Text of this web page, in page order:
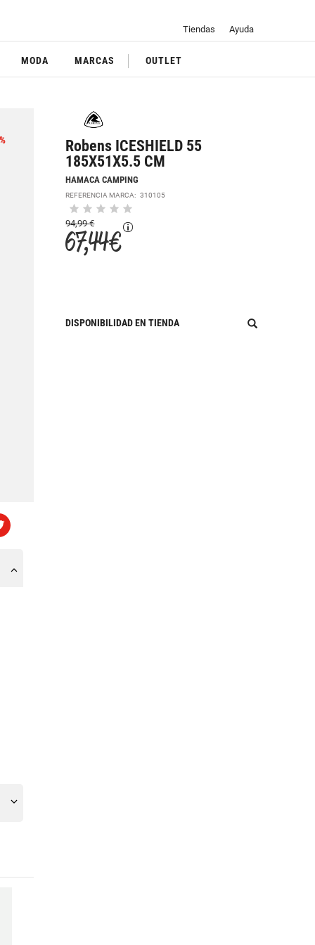
Tiendas Ayuda
MODA MARCAS OUTLET
Robens ICESHIELD 55
185X51X5.5 CM
HAMACA CAMPING
REFERENCIA MARCA:310105
94,99 €
67,44 €
DISPONIBILIDAD EN TIENDA
%